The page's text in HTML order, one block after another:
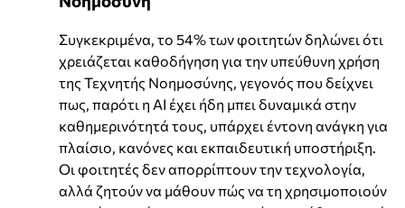
Συγκεκριμένα, το 54% των φοιτητών δηλώνει ότι
χρειάζεται καθοδήγηση για την υπεύθυνη χρήση
της Τεχνητής Νοημοσύνης, γεγονός που δείχνει
πως, παρότι η ΑΙ έχει ήδη μπει δυναμικά στην
καθημερινότητά τους, υπάρχει έντονη ανάγκη για
πλαίσιο, κανόνες και εκπαιδευτική υποστήριξη.
Οι φοιτητές δεν απορρίπτουν την τεχνολογία,
αλλά ζητούν να μάθουν πώς να τη χρησιμοποιούν